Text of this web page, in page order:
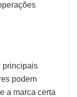
principais
podem
a marca certa